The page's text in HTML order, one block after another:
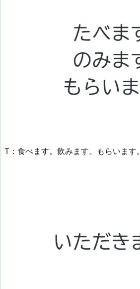
T：食べます。飲みます。もらいます。